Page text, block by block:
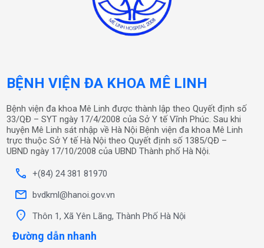
BỆNH VIỆN ĐA KHOA MÊ LINH
Bệnh viện đa khoa Mê Linh được thành lập theo Quyết định số
33/QĐ – SYT ngày 17/4/2008 của Sở Y tế Vĩnh Phúc. Sau khi
huyện Mê Linh sát nhập về Hà Nội Bệnh viện đa khoa Mê Linh
trực thuộc Sở Y tế Hà Nội theo Quyết định số 1385/QĐ –
UBND ngày 17/10/2008 của UBND Thành phố Hà Nội.
call +(84) 24 381 81970
mail bvdkml@hanoi.gov.vn
location_on Thôn 1, Xã Yên Lãng, Thành Phố Hà Nội
Đường dẫn nhanh